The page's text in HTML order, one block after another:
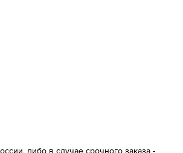
либо в случае срочного заказа -